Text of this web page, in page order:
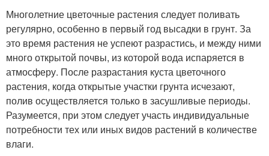
Многолетние цветочные растения следует поливать
регулярно, особенно в первый год высадки в грунт. За
это время растения не успеют разрастись, и между ними
много открытой почвы, из которой вода испаряется в
атмосферу. После разрастания куста цветочного
растения, когда открытые участки грунта исчезают,
полив осуществляется только в засушливые периоды.
Разумеется, при этом следует участь индивидуальные
потребности тех или иных видов растений в количестве
влаги.